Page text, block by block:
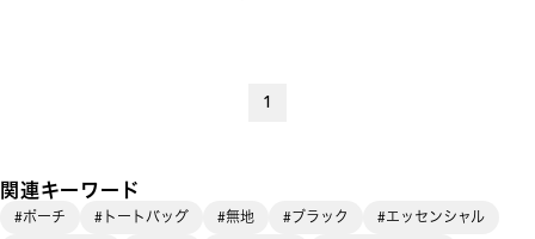
1
関連キーワード
#ポーチ #トートバッグ #無地 #ブラック
#エッセンシャル